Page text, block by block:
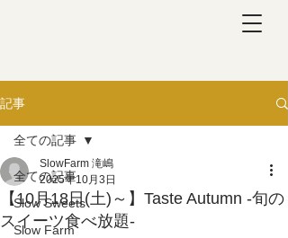
記事
全ての記事
Slow Sweets
Slow Farm
全ての記事
【10月18日(土)～】Taste Autumn -旬の
スイーツ食べ放題-
SlowFarm 滝嶋
2025年10月3日